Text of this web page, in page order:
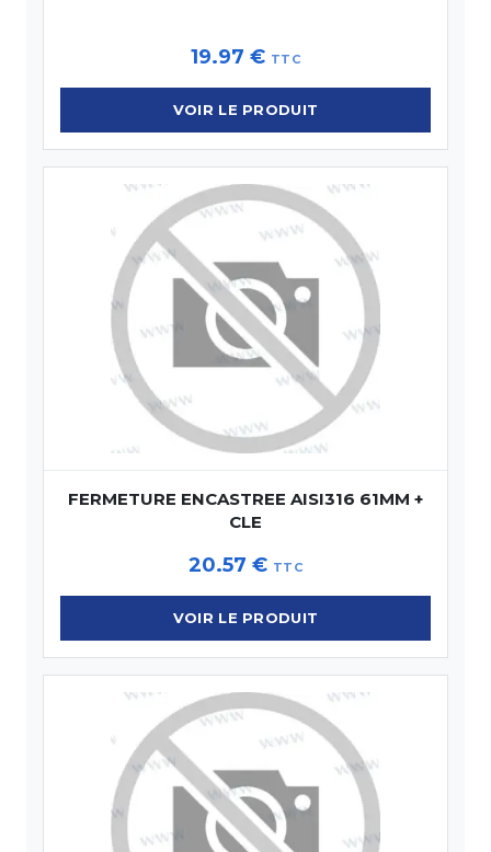
19.97 € TTC
VOIR LE PRODUIT
FERMETURE ENCASTREE AISI316 61MM +
CLE
20.57 € TTC
VOIR LE PRODUIT